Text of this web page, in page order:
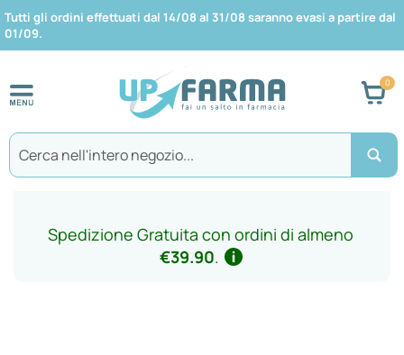
Tutti gli ordini effettuati dal 14/08 al 31/08 saranno evasi a partire dal
01/09.
Spedizione Gratuita con ordini di almeno
€39.90.